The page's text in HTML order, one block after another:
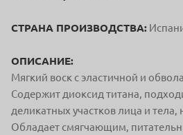
СТРАНА ПРОИЗВОДСТВА:
ОПИСАНИЕ:
Мягкий воск с эластичной и
Содержит диоксид титана,
деликатных участков лица и тела,
Обладает смягчающим,